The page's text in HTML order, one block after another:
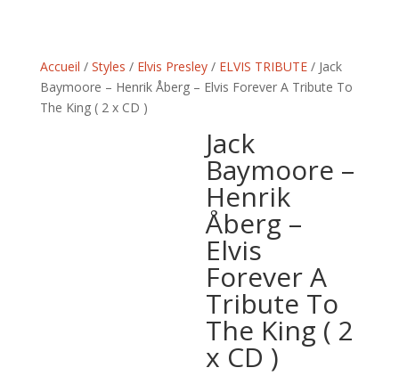
Accueil / Styles / Elvis Presley/ ELVIS TRIBUTE/ Jack
Baymoore – Henrik Åberg – Elvis Forever A Tribute To
The King ( 2 x CD )
Jack
Baymoore –
Henrik
Åberg –
Elvis
Forever A
Tribute To
The King ( 2
x CD )